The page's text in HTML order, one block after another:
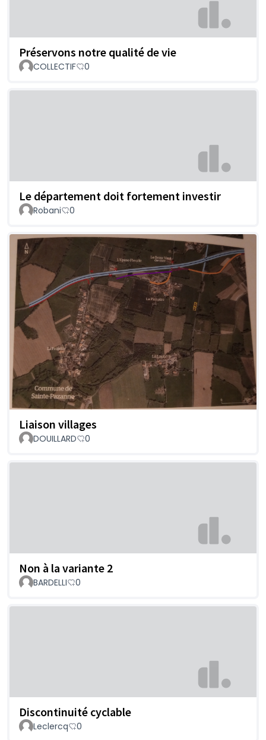
Préservons notre qualité de vie
COLLECTIF 0
Le département doit fortement investir
Robani 0
Liaison villages
DOUILLARD 0
Non à la variante 2
BARDELLI 0
Discontinuité cyclable
Leclercq 0